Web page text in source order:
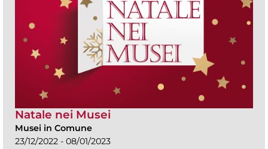
Natale nei Musei
Musei in Comune
23/12/2022 - 08/01/2023